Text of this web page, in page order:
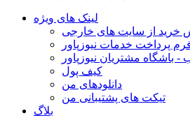
لینک های ویژه
خرید از سایت های خارجی
پرداخت خدمات نیوزپاور
- باشگاه مشتریان نیوزپاور
کیف پول
دانلودهای من
تیکت های پشتیبانی من
بلاگ